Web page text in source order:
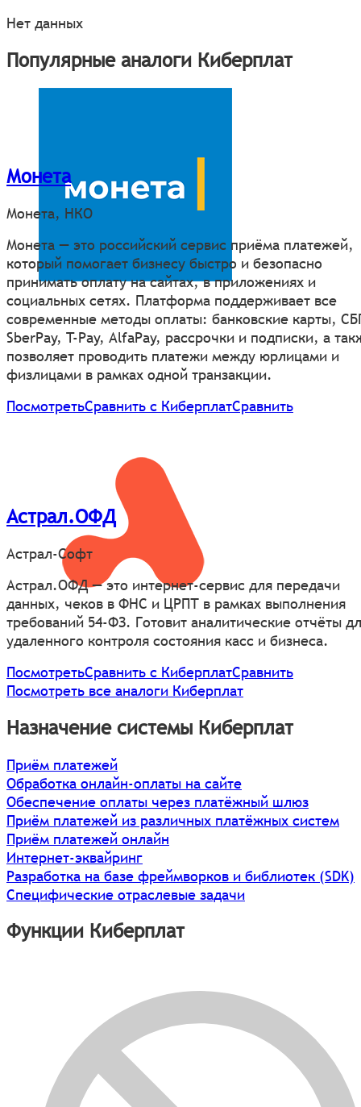
Нет данных
Популярные аналоги Киберплат
Монета
Монета, НКО
Монета — это российский сервис приёма платежей,
который помогает бизнесу быстро и безопасно
принимать оплату на сайтах, в приложениях и
социальных сетях. Платформа поддерживает все
современные методы оплаты: банковские карты,
SberPay, T-Pay, AlfaPay, рассрочки и подписки, а
позволяет проводить платежи между юрлицами и
физлицами в рамках одной транзакции.
ПосмотретьСравнить с КиберплатСравнить
Астрал.ОФД
Астрал-Софт
Астрал.ОФД — это интернет-сервис для передачи
данных, чеков в ФНС и ЦРПТ в рамках выполнения
требований 54-ФЗ. Готовит аналитические отчёты
удаленного контроля состояния касс и бизнеса.
ПосмотретьСравнить с КиберплатСравнить
Посмотреть все аналоги Киберплат
Назначение системы Киберплат
Приём платежей
Обработка онлайн-оплаты на сайте
Обеспечение оплаты через платёжный шлюз
Приём платежей из различных платёжных систем
Приём платежей онлайн
Интернет-эквайринг
Разработка на базе фреймворков и библиотек (SDK)
Специфические отраслевые задачи
Функции Киберплат